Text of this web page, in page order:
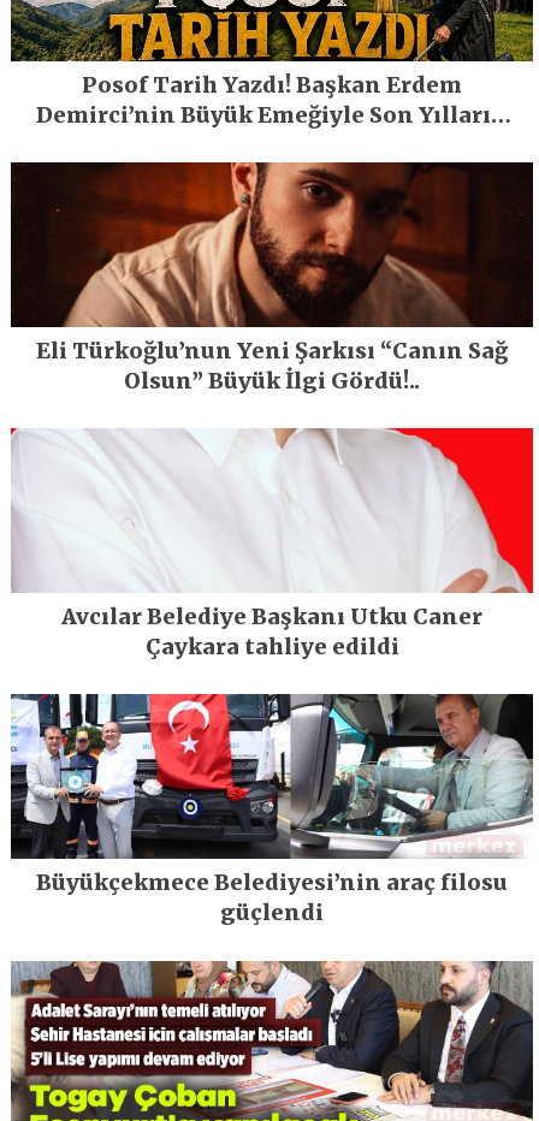
Posof Tarih Yazdı! Başkan Erdem
Demirci’nin Büyük Emeğiyle Son Yılların
Eli Türkoğlu’nun Yeni Şarkısı “Canın Sağ
Olsun” Büyük İlgi Gördü!..
Avcılar Belediye Başkanı Utku Caner
Çaykara tahliye edildi
Büyükçekmece Belediyesi’nin araç filosu
güçlendi